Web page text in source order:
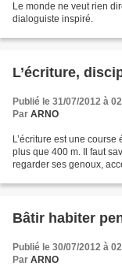
Le monde ne veut rien
dialoguiste inspiré.
L’écriture,
Publié le 31/07/2012 à
Par ARNO
L’écriture est une
plus que 400 m. Il faut
regarder ses genoux,
Bâtir habiter
Publié le 30/07/2012 à
Par ARNO